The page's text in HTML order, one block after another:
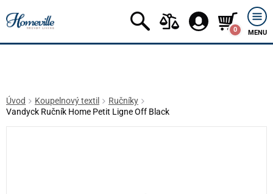
0 MENU
Úvod Koupelnový textil
Ručníky
Vandyck Ručník Home Petit Ligne Off Black